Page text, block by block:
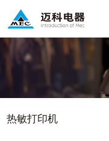
热敏打印机